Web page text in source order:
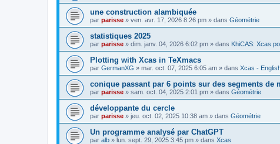
une construction alambiquée
par parisse » ven. avr. 17, 2026 8:26 pm » dans Géométrie
statistiques 2025
par parisse » dim. janv. 04, 2026 6:02 pm » dans KhiCAS: Xcas
Plotting with Xcas in TeXmacs
par GermanXG » mar. oct. 07, 2025 6:05 am » dans Xcas -
conique passant par 6 points sur des segments de
par parisse » sam. oct. 04, 2025 2:01 pm » dans Géométrie
développante du cercle
par parisse » jeu. oct. 02, 2025 10:38 am » dans Géométrie
Un programme analysé par ChatGPT
par alb » lun. sept. 29, 2025 3:45 pm » dans Xcas